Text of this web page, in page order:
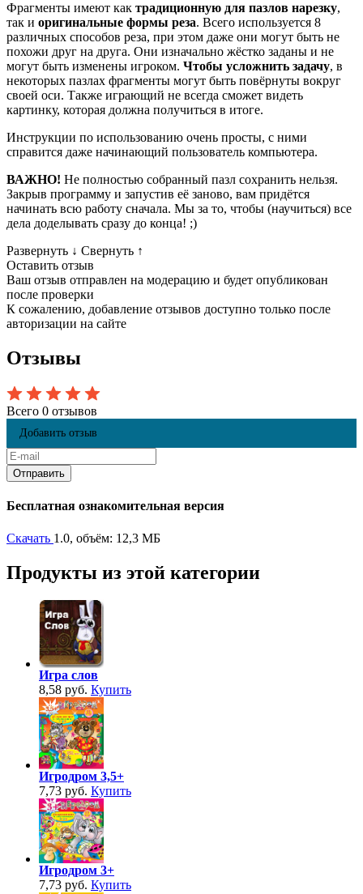
Фрагменты имеют как традиционную для пазлов нарезку,
так и оригинальные формы реза. Всего используется 8
различных способов реза, при этом даже они могут быть не
похожи друг на друга. Они изначально жёстко заданы и не
могут быть изменены игроком. Чтобы усложнить задачу, в
некоторых пазлах фрагменты могут быть повёрнуты вокруг
своей оси. Также играющий не всегда сможет видеть
картинку, которая должна получиться в итоге.
Инструкции по использованию очень просты, с ними
справится даже начинающий пользователь компьютера.
ВАЖНО! Не полностью собранный пазл сохранить нельзя.
Закрыв программу и запустив её заново, вам придётся
начинать всю работу сначала. Мы за то, чтобы (научиться) все
дела доделывать сразу до конца! ;)
Развернуть ↓ Свернуть ↑
Оставить отзыв
Ваш отзыв отправлен на модерацию и будет опубликован
после проверки
К сожалению, добавление отзывов доступно только после
авторизации на сайте
Отзывы
Всего 0 отзывов
Добавить отзыв
Бесплатная ознакомительная версия
Скачать 1.0, объём: 12,3 МБ
Продукты из этой категории
Игра слов
8,58 руб. Купить
Игродром 3,5+
7,73 руб. Купить
Игродром 3+
7,73 руб. Купить